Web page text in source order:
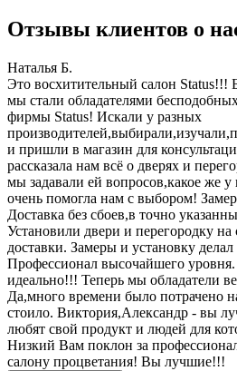
Отзывы клиентов о
Наталья Б.
Это восхитительный салон Status!!!
мы стали обладателями
фирмы Status! Искали у разных
и пришли в магазин для
рассказала нам всё о дверях и
мы задавали ей вопросов,какое же
очень помогла нам с выбором!
Доставка без сбоев,в точно
Установили двери и перегородку
доставки. Замеры и установку
Профессионал высочайшего
идеально!!! Теперь мы обладатели
Да,много времени было потрачено
стоило. Виктория,Александр - вы
любят свой продукт и людей для
Низкий Вам поклон за
салону процветания! Вы лучшие!!!